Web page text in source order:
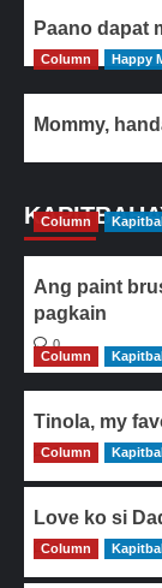
Paano dapat
Column Happy
Mommy,
Column
Ang paint
pagkain
0
Column
Tinola, my
0
Column
Love ko si
0
Column